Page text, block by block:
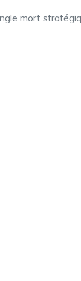
mort